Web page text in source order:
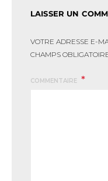
LAISSER UN
VOTRE ADRESSE E-
CHAMPS
COMMENTAIRE